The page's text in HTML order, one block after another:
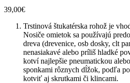
39,00€
Trstinová štukatérska rohož je
Nosiče omietok sa používajú
dreva (drevenice, osb dosky, clt
nenasiakavé alebo príliš hladké
kotví najlepšie pneumatickou
sponkami rôznych dĺžok, podľa
kotviť aj skrutkami či klincami.